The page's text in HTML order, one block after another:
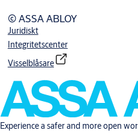
© ASSA ABLOY
Juridiskt
Integritetscenter
Visselblåsare
Experience a safer and more open